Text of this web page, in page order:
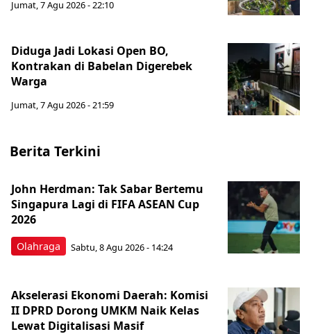
Jumat, 7 Agu 2026 - 22:10
Diduga Jadi Lokasi Open BO,
Kontrakan di Babelan Digerebek
Warga
Jumat, 7 Agu 2026 - 21:59
Berita Terkini
Olahraga
John Herdman: Tak Sabar Bertemu
Singapura Lagi di FIFA ASEAN Cup
2026
Sabtu, 8 Agu 2026 - 14:24
Akselerasi Ekonomi Daerah: Komisi
II DPRD Dorong UMKM Naik Kelas
Lewat Digitalisasi Masif